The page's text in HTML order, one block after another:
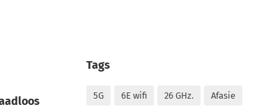
Tags
5G 6E wifi 26 GHz. Afasie